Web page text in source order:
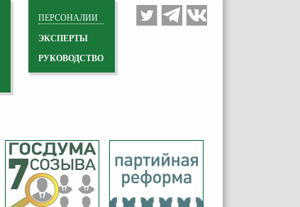
ПЕРСОНАЛИИ
ЭКСПЕРТЫ
РУКОВОДСТВО